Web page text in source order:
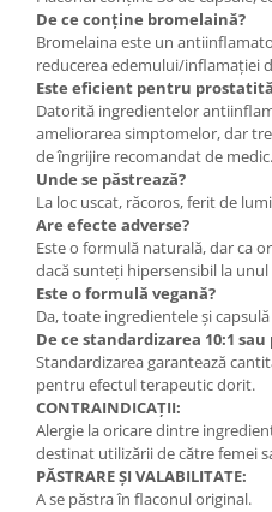
De ce conține bromelaină?
Bromelaina este un
reducerea edemului/inflamației
Este eficient pentru
Datorită ingredientelor
ameliorarea simptomelor, dar
de îngrijire recomandat de medic.
Unde se păstrează?
La loc uscat, răcoros, ferit de
Are efecte adverse?
Este o formulă naturală, dar ca
dacă sunteți hipersensibil la
Este o formulă vegană?
Da, toate ingredientele și
De ce standardizarea 10:1
Standardizarea garantează
pentru efectul terapeutic dorit.
CONTRAINDICAȚII:
Alergie la oricare dintre
destinat utilizării de către femei
PĂSTRARE ȘI VALABILITATE:
A se păstra în flaconul original.